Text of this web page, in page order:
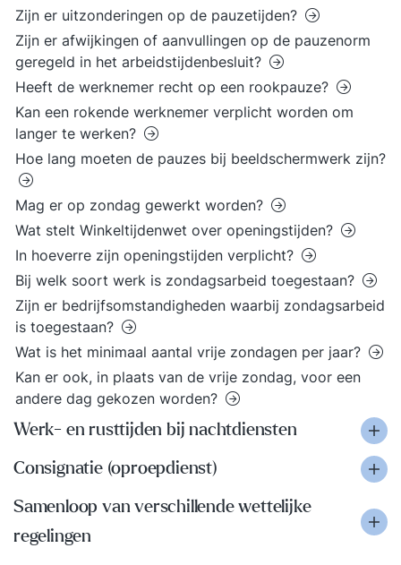
Zijn er uitzonderingen op de pauzetijden?
Zijn er afwijkingen of aanvullingen op de pauzenorm
geregeld in het arbeidstijdenbesluit?
Heeft de werknemer recht op een rookpauze?
Kan een rokende werknemer verplicht worden om
langer te werken?
Hoe lang moeten de pauzes bij beeldschermwerk zijn?
Mag er op zondag gewerkt worden?
Wat stelt Winkeltijdenwet over openingstijden?
In hoeverre zijn openingstijden verplicht?
Bij welk soort werk is zondagsarbeid toegestaan?
Zijn er bedrijfsomstandigheden waarbij zondagsarbeid
is toegestaan?
Wat is het minimaal aantal vrije zondagen per jaar?
Kan er ook, in plaats van de vrije zondag, voor een
andere dag gekozen worden?
Werk- en rusttijden bij nachtdiensten
Consignatie (oproepdienst)
Samenloop van verschillende wettelijke
regelingen